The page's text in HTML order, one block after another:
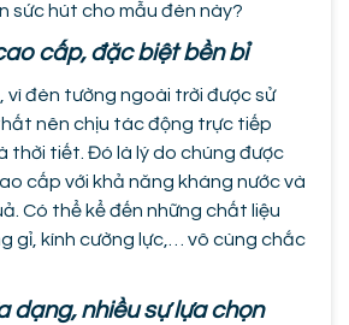
sức hút cho mẫu đèn này?
cấp, đặc biệt bền bỉ
vì đèn tường ngoài trời được sử
nên chịu tác động trực tiếp
thời tiết. Đó là lý do chúng được
cấp với khả năng kháng nước và
Có thể kể đến những chất liệu
gỉ, kính cường lực,… vô cùng chắc
dạng, nhiều sự lựa chọn